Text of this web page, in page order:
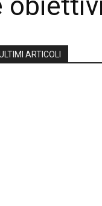
ARTICOLI